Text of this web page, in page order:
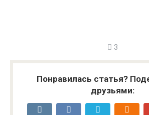
3
Понравилась статья?
друзьями: